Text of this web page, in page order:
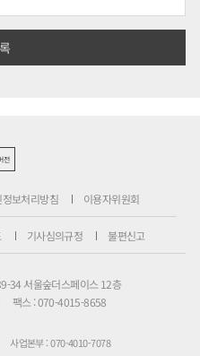
전
정보처리방침 이용자위원회
기사심의규정 불편신고
34 서울숲더스페이스 12층
팩스 : 070-4015-8658
사업본부 : 070-4010-7078